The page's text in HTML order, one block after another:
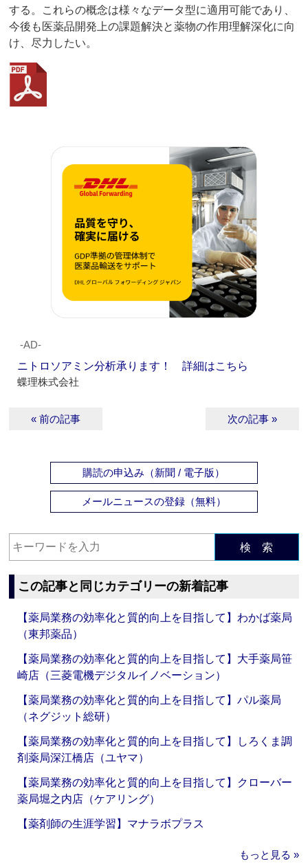
する。これらの概念は様々なデータ型に適用可能であり、
今後も医薬品開発上の課題解決と薬物の作用理解深化に向
け、尽力したい。
‐AD‐
ニトロソアミン分析承ります！ 詳細はこちら
蝶理株式会社
« 前の記事 次の記事 »
購読の申込み（新聞 / 電子版）
メールニュースの登録（無料）
検 索
この記事と同じカテゴリーの新着記事
【薬局業務の効率化と質的向上を目指して】わかば薬局
（東邦薬品）
【薬局業務の効率化と質的向上を目指して】大手薬局笹
崎店（三菱電機デジタルイノベーション）
【薬局業務の効率化と質的向上を目指して】パル薬局
（ネグジット総研）
【薬局業務の効率化と質的向上を目指して】しろくま調
剤薬局深江橋店（ユヤマ）
【薬局業務の効率化と質的向上を目指して】クローバー
薬局堀之内店（ケアリング）
【薬剤師の生涯学習】マナラボプラス
もっと見る »